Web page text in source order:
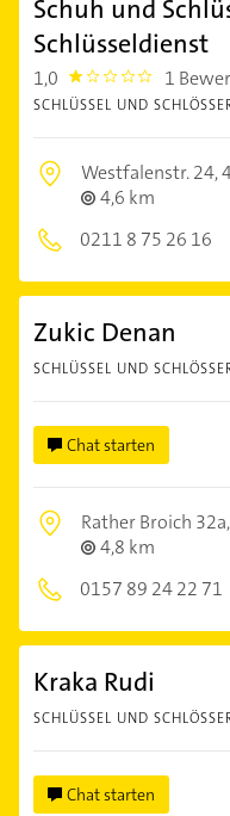
Schuh und
Schlüsseldienst
1,0 1.0 1
SCHLÜSSEL UND
Westfalenstr. 24,
4,6 km
0211 8 75 26 16
Zukic Denan
SCHLÜSSEL UND
Chat starten
Rather Broich 32a,
4,8 km
0157 89 24 22 71
Kraka Rudi
SCHLÜSSEL UND
Chat starten